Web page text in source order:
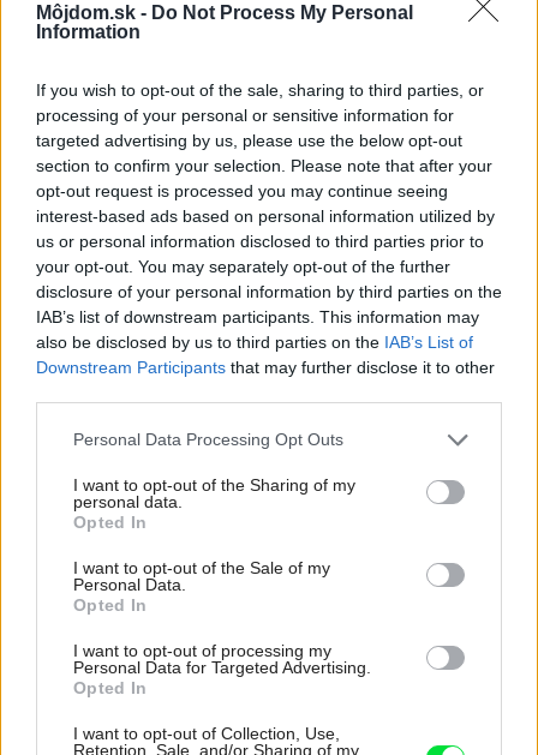
Môjdom.sk - Do Not Process My Personal
Information
If you wish to opt-out of the sale, sharing to third parties, or
processing of your personal or sensitive information for
targeted advertising by us, please use the below opt-out
section to confirm your selection. Please note that after your
opt-out request is processed you may continue seeing
interest-based ads based on personal information utilized by
us or personal information disclosed to third parties prior to
your opt-out. You may separately opt-out of the further
disclosure of your personal information by third parties on the
IAB’s list of downstream participants. This information may
also be disclosed by us to third parties on the IAB’s List of
Downstream Participants that may further disclose it to other
Please note that this website/app uses one or more Google
not limited to your visit or usage behaviour. You may click to
grant or deny consent to Google and its third-party tags to
use your data for below specified purposes in below Google
consent section.
Personal Data Processing Opt Outs
I want to opt-out of the Sharing of my
personal data.
Opted In
I want to opt-out of the Sale of my
Personal Data.
Opted In
I want to opt-out of processing my
Personal Data for Targeted Advertising.
Opted In
I want to opt-out of Collection, Use,
Retention, Sale, and/or Sharing of my
budú hladšie a pevnejšie. Starý trik z
hotelov poznali už naše babičky